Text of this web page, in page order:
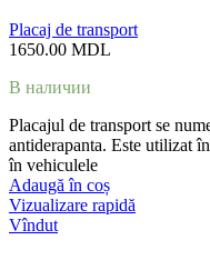
Placaj de transport
1650.00 MDL
В наличии
Placajul de transport se
antiderapanta. Este utilizat
în vehiculele
Adaugă în coș
Vizualizare rapidă
Vîndut